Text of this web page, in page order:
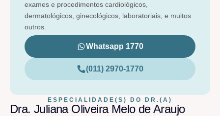
exames e procedimentos cardiológicos,
dermatológicos, ginecológicos, laboratoriais, e muitos
outros.
Whatsapp 1770
(011) 2970-1770
ESPECIALIDADE(S) DO DR.(A)
Dra. Juliana Oliveira Melo de Araujo